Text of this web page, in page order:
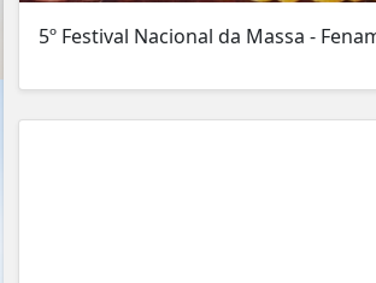
5º Festival Nacional da Massa -